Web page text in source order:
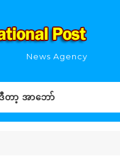
News Agency
ာ့ အာဘော်